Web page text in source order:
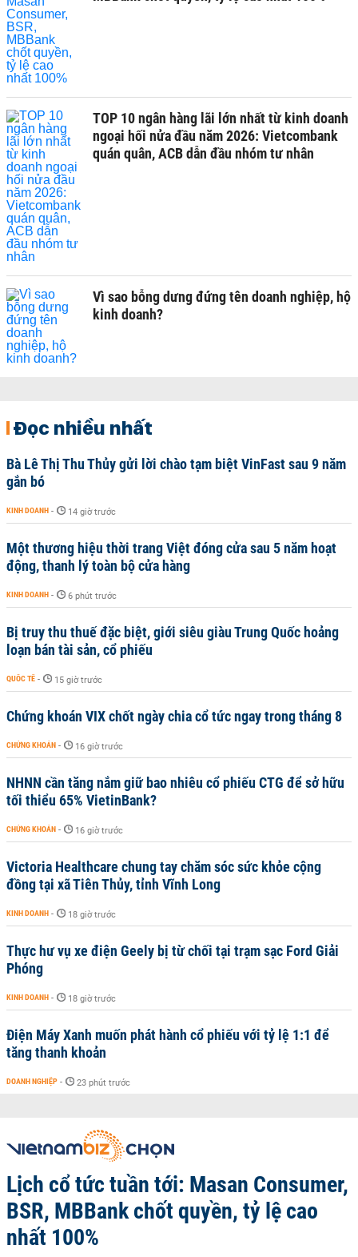
TOP 10 ngân hàng lãi lớn nhất từ kinh doanh
ngoại hối nửa đầu năm 2026: Vietcombank
quán quân, ACB dẫn đầu nhóm tư nhân
Vì sao bỗng dưng đứng tên doanh nghiệp, hộ
kinh doanh?
Đọc nhiều nhất
Bà Lê Thị Thu Thủy gửi lời chào tạm biệt VinFast sau 9 năm
gắn bó
KINH DOANH - 14 giờ trước
Một thương hiệu thời trang Việt đóng cửa sau 5 năm hoạt
động, thanh lý toàn bộ cửa hàng
KINH DOANH - 6 phút trước
Bị truy thu thuế đặc biệt, giới siêu giàu Trung Quốc hoảng
loạn bán tài sản, cổ phiếu
QUỐC TẾ - 15 giờ trước
Chứng khoán VIX chốt ngày chia cổ tức ngay trong tháng 8
CHỨNG KHOÁN - 16 giờ trước
NHNN cần tăng nắm giữ bao nhiêu cổ phiếu CTG để sở hữu
tối thiểu 65% VietinBank?
CHỨNG KHOÁN - 16 giờ trước
Victoria Healthcare chung tay chăm sóc sức khỏe cộng
đồng tại xã Tiên Thủy, tỉnh Vĩnh Long
KINH DOANH - 18 giờ trước
Thực hư vụ xe điện Geely bị từ chối tại trạm sạc Ford Giải
Phóng
KINH DOANH - 18 giờ trước
Điện Máy Xanh muốn phát hành cổ phiếu với tỷ lệ 1:1 để
tăng thanh khoản
DOANH NGHIỆP - 23 phút trước
Lịch cổ tức tuần tới: Masan Consumer,
BSR, MBBank chốt quyền, tỷ lệ cao
nhất 100%